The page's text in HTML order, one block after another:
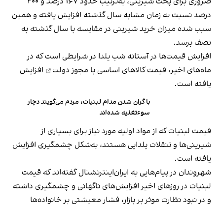
درصد نسبت به زمان مشابه سال گذشته افزایش یافته و همین
سبب شده میزان خرید شیرینی در مقایسه با سال گذشته به
نصف برسد.
افزایش قیمت‌ها در آستانه شب یلدا در شرایطی است که در
ماه‌های اخیر، قیمت کالاهای اساسی با مجوز دولت
افزایش
یافته است.
با گران شدن مدام لبنیات، مردم می‌گویند دچار
سوءتغذیه شده‌اند
قیمت لبنیات که از مواد اولیه مورد نیاز برای بسیاری از
شیرینی‌ها و تنقلات یلدایی هستند، به‌شکل چشمگیری افزایش
یافته است.
شهروندان در پیام‌هایی به ایران‌اینترنشنال گفته‌اند که قیمت
لبنیات در روزهای اخیر افزایش‌های ناگهانی و چشمگیری داشته
و در نبود نظارت موثر بر بازار، فشار معیشتی بر خانواده‌ها